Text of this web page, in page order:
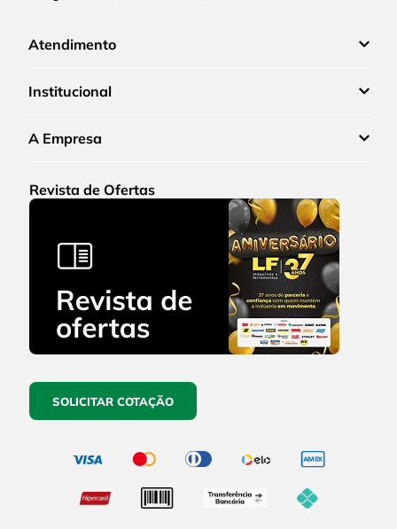
Atendimento
Institucional
A Empresa
Revista de Ofertas
SOLICITAR COTAÇÃO